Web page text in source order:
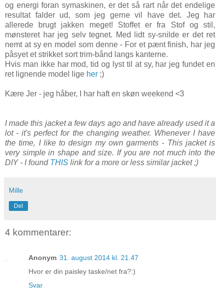
og energi foran symaskinen, er det så rart når det endelige
resultat falder ud, som jeg gerne vil have det. Jeg har
allerede brugt jakken meget! Stoffet er fra Stof og stil,
mønsteret har jeg selv tegnet. Med lidt sy-snilde er det ret
nemt at sy en model som denne - For et pænt finish, har jeg
påsyet et strikket sort trim-bånd langs kanterne.
Hvis man ikke har mod, tid og lyst til at sy, har jeg fundet en
ret lignende model lige her ;)
Kære Jer - jeg håber, I har haft en skøn weekend <3
I made this jacket a few days ago and have already used it a
lot - it's perfect for the changing weather. Whenever I have
the time, I like to design my own garments - This jacket is
very simple in shape and size. If you are not much into the
DIY - I found THIS link for a more or less similar jacket ;)
Mille
Del
4 kommentarer:
Anonym 31. august 2014 kl. 21.47
Hvor er din paisley taske/net fra?:)
Svar